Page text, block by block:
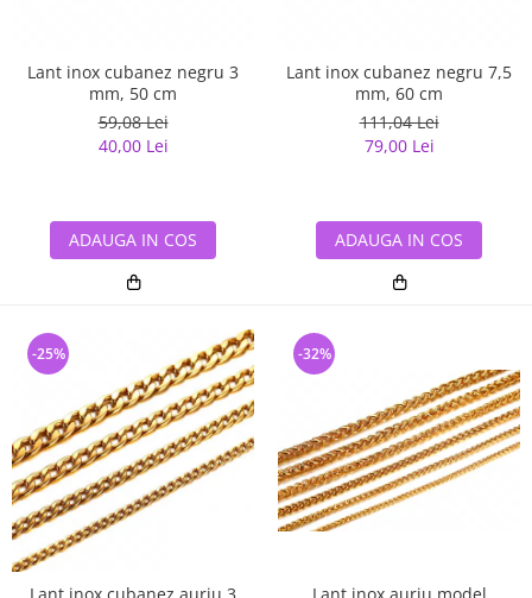
Lant inox cubanez negru 3
mm, 50 cm
59,08 Lei
40,00 Lei
ADAUGA IN COS
Lant inox cubanez negru 7,5
mm, 60 cm
111,04 Lei
79,00 Lei
ADAUGA IN COS
-25% -32%